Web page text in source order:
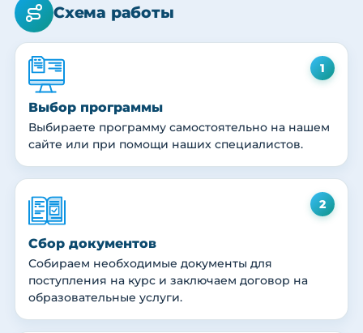
Схема работы
1
Выбор программы
Выбираете программу самостоятельно на нашем
сайте или при помощи наших специалистов.
2
Сбор документов
Собираем необходимые документы для
поступления на курс и заключаем договор на
образовательные услуги.